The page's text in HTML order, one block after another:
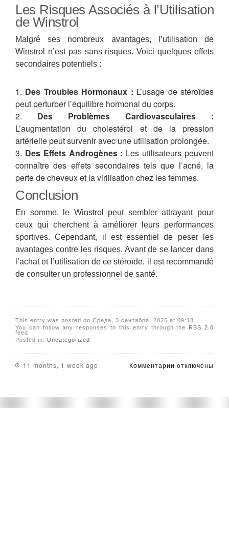
Les Risques Associés à l’Utilisation
de Winstrol
Malgré ses nombreux avantages, l’utilisation de
Winstrol n’est pas sans risques. Voici quelques effets
secondaires potentiels :
Des Troubles Hormonaux : L’usage de stéroïdes
peut perturber l’équilibre hormonal du corps.
Des Problèmes Cardiovasculaires :
L’augmentation du cholestérol et de la pression
artérielle peut survenir avec une utilisation prolongée.
Des Effets Androgènes : Les utilisateurs peuvent
connaître des effets secondaires tels que l’acné, la
perte de cheveux et la virilisation chez les femmes.
Conclusion
En somme, le Winstrol peut sembler attrayant pour
ceux qui cherchent à améliorer leurs performances
sportives. Cependant, il est essentiel de peser les
avantages contre les risques. Avant de se lancer dans
l’achat et l’utilisation de ce stéroïde, il est recommandé
de consulter un professionnel de santé.
This entry was posted on Среда, 3 сентября, 2025 at 09:18
You can follow any responses to this entry through the RSS 2.0
feed.
Posted in: Uncategorized
11 months, 1 week ago Комментарии к
Le
отключены